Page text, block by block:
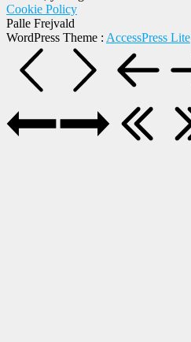
Cookie Policy
Palle Frejvald
WordPress Theme : AccessPress Lite